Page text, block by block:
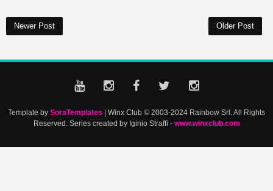
Newer Post Older Post
Template by SoraTemplates | Winx Club © 2003-2024 Rainbow Srl. All Rights
Reserved. Series created by Iginio Straffi - www.winxclub.com